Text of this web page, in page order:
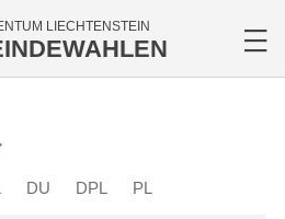
LIECHTENSTEIN
DU DPL PL